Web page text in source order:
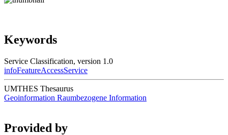
Keywords
Service Classification, version 1.0
infoFeatureAccessService
UMTHES Thesaurus
Geoinformation Raumbezogene Information
Provided by